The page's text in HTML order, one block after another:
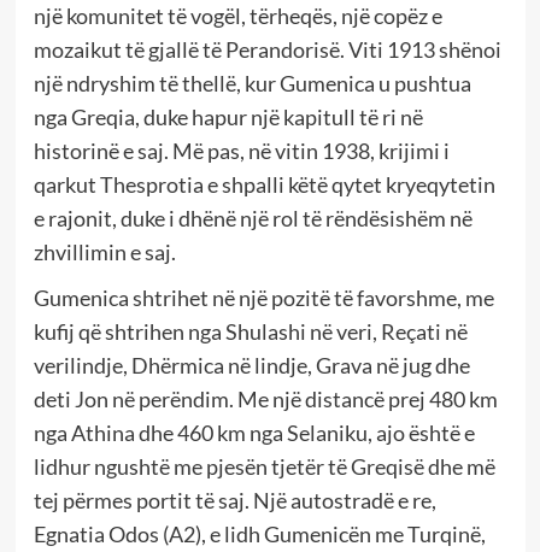
një komunitet të vogël, tërheqës, një copëz e
mozaikut të gjallë të Perandorisë. Viti 1913 shënoi
një ndryshim të thellë, kur Gumenica u pushtua
nga Greqia, duke hapur një kapitull të ri në
historinë e saj. Më pas, në vitin 1938, krijimi i
qarkut Thesprotia e shpalli këtë qytet kryeqytetin
e rajonit, duke i dhënë një rol të rëndësishëm në
zhvillimin e saj.
Gumenica shtrihet në një pozitë të favorshme, me
kufij që shtrihen nga Shulashi në veri, Reçati në
verilindje, Dhërmica në lindje, Grava në jug dhe
deti Jon në perëndim. Me një distancë prej 480 km
nga Athina dhe 460 km nga Selaniku, ajo është e
lidhur ngushtë me pjesën tjetër të Greqisë dhe më
tej përmes portit të saj. Një autostradë e re,
Egnatia Odos (A2), e lidh Gumenicën me Turqinë,